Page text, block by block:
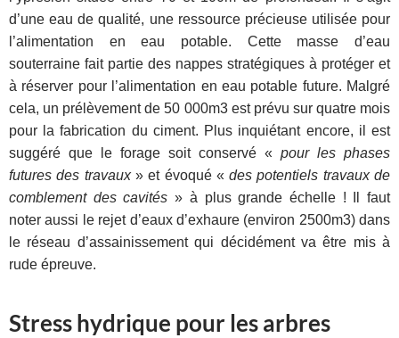
d’une eau de qualité, une ressource précieuse utilisée pour
l’alimentation en eau potable. Cette masse d’eau
souterraine fait partie des nappes stratégiques à protéger et
à réserver pour l’alimentation en eau potable future. Malgré
cela, un prélèvement de 50 000m3 est prévu sur quatre mois
pour la fabrication du ciment. Plus inquiétant encore, il est
suggéré que le forage soit conservé « pour les phases
futures des travaux» et évoqué «des potentiels travaux de
comblement des cavités» à plus grande échelle ! Il faut
noter aussi le rejet d’eaux d’exhaure (environ 2500m3) dans
le réseau d’assainissement qui décidément va être mis à
rude épreuve.
Stress hydrique pour les arbres